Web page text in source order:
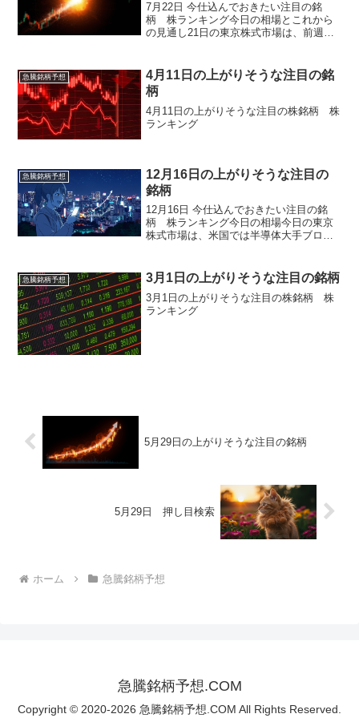
7月22日 今仕込んでおきたい注目の銘
柄 株ランキング今日の相場とこれから
の見通し21日の東京株式市場は、前週ま
高の6万6,232円19銭、TOPIXも95.7...
急騰銘柄予想
4月11日の上がりそうな注目の銘
柄
4月11日の上がりそうな注目の株銘柄 株
ランキング
急騰銘柄予想
12月16日の上がりそうな注目の
銘柄
12月16日 今仕込んでおきたい注目の銘
柄 株ランキング今日の相場今日の東京
株式市場は、米国では半導体大手ブロー
続落しました。この流れを受けて東京市
場でも値がさのハイ...
急騰銘柄予想 3月1日の上がりそうな注目の銘柄
3月1日の上がりそうな注目の株銘柄 株
ランキング
5月29日の上がりそうな注目の銘柄
5月29日 押し目検索
ホーム 急騰銘柄予想
急騰銘柄予想.COM
Copyright © 2020-2026 急騰銘柄予想.COM All Rights Reserved.